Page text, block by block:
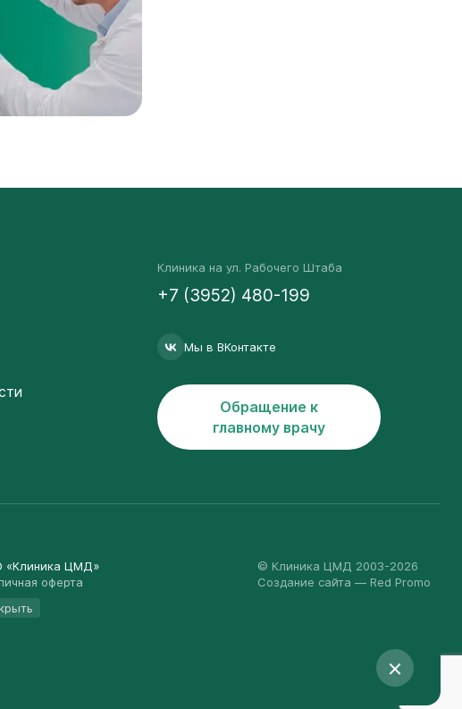
Клиника на ул. Рабочего Штаба
+7 (3952) 480-199
Мы в ВКонтакте
Обращение к
главному врачу
«Клиника ЦМД»
оферта
© Клиника ЦМД 2003-2026
Создание сайта — Red Promo